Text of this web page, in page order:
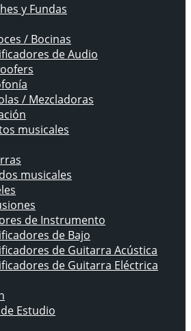
y Fundas
/ Bocinas
de Audio
/ Mezcladoras
musicales
musicales
de Instrumento
de Bajo
de Guitarra Acústica
de Guitarra Eléctrica
Estudio